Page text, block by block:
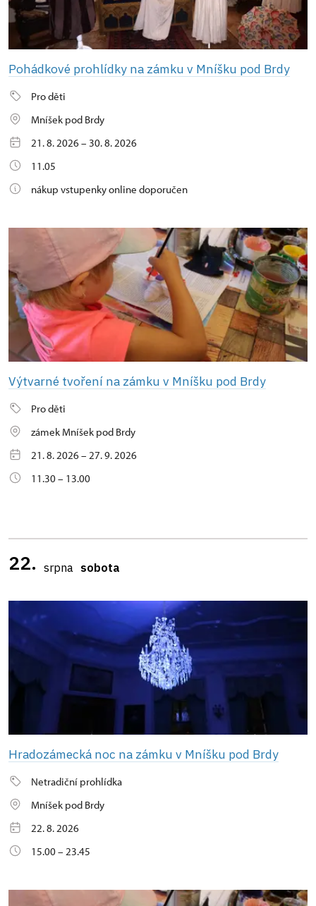
Pohádkové prohlídky na zámku v Mníšku pod Brdy
Pro děti
Mníšek pod Brdy
21. 8. 2026 – 30. 8. 2026
11.05
nákup vstupenky online doporučen
Výtvarné tvoření na zámku v Mníšku pod Brdy
Pro děti
zámek Mníšek pod Brdy
21. 8. 2026 – 27. 9. 2026
11.30 – 13.00
22. srpna sobota
Hradozámecká noc na zámku v Mníšku pod Brdy
Netradiční prohlídka
Mníšek pod Brdy
22. 8. 2026
15.00 – 23.45